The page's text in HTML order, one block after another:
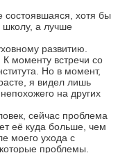
хотя бы
школу, а лучше
развитию.
моменту встречи со
Но в момент,
я видел лишь
на других
сейчас проблема
её куда больше, чем
моего ухода с
проблемы.